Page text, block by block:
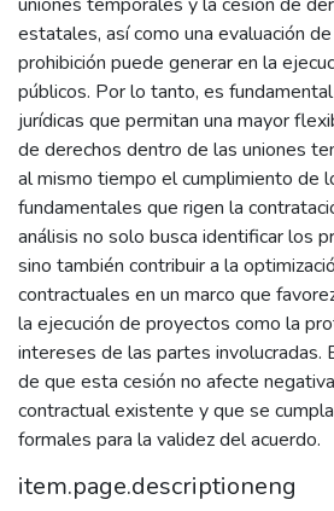
estatales, así como una evaluación
prohibición puede generar en la
públicos. Por lo tanto, es
jurídicas que permitan una mayor
de derechos dentro de las uniones
al mismo tiempo el cumplimiento de
fundamentales que rigen la
análisis no solo busca identificar los
sino también contribuir a la
contractuales en un marco que
la ejecución de proyectos como la
intereses de las partes involucradas.
de que esta cesión no afecte
contractual existente y que se
formales para la validez del acuerdo.
item.page.descriptioneng